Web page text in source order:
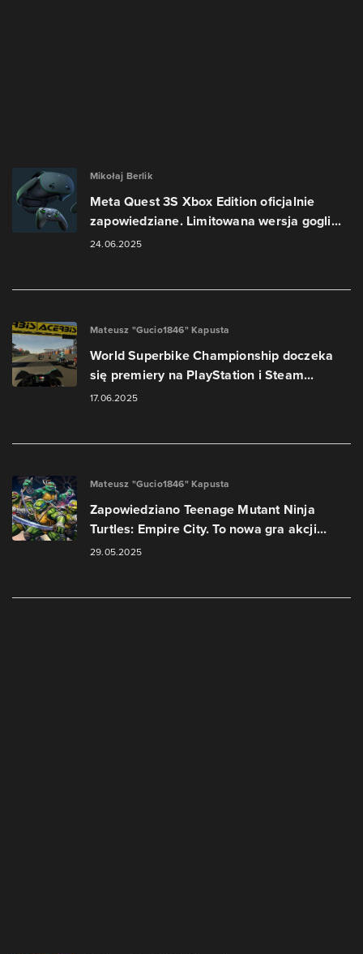
Mikołaj Berlik
Meta Quest 3S Xbox Edition oficjalnie
zapowiedziane. Limitowana wersja gogli...
24.06.2025
Mateusz "Gucio1846" Kapusta
World Superbike Championship doczeka
się premiery na PlayStation i Steam...
17.06.2025
Mateusz "Gucio1846" Kapusta
Zapowiedziano Teenage Mutant Ninja
Turtles: Empire City. To nowa gra akcji...
29.05.2025